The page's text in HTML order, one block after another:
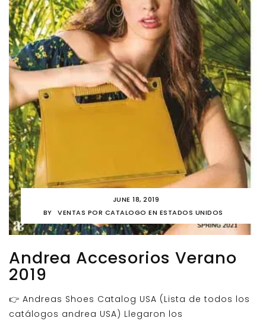
JUNE 18, 2019
BY
VENTAS POR CATALOGO EN ESTADOS UNIDOS
Andrea Accesorios Verano
2019
👉 Andreas Shoes Catalog USA (Lista de todos los
catálogos andrea USA) Llegaron los